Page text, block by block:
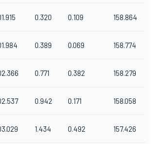
0.320 0.109 158.864
0.389 0.069 158.774
0.771 0.382 158.279
0.942 0.171 158.058
1.434 0.492 157.426